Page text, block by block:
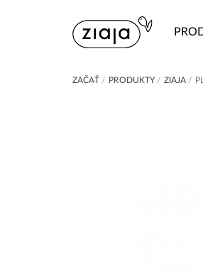
ZAČAŤ / PRODUKTY / ZIAJA /